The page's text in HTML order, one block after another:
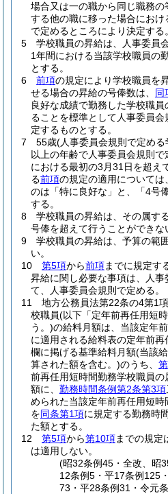
場合又は一の職から同じ職務
する他の職に移った場合におけ
で定めるところにより決定する。
5
学校職員の昇給は、人事委員
1年間における当該学校職員の
とする。
6
前項の規定により学校職員を
せる場合の昇給の号俸数は、 同
良好な成績で勤務した学校職
ることを標準として人事委員
定するものとする。
7
55歳(人事委員会規則で定め
以上の年齢で人事委員会規則で
における最初の3月31日を超え
る前項の規定の適用については、
のは「特に良好な」と、「4号
する。
8
学校職員の昇給は、その属す
号俸を超えて行うことができな
9
学校職員の昇給は、予算の範
い。
10
第5項から前項までに規定す
昇給に関し必要な事項は、人事
て、人事委員会規則で定める。
11
地方公務員法第22条の4第1
校職員(以下「定年前再任用短
う。)の給料月額は、当該定年
に適用される給料表の定年前
欄に掲げる基準給料月額(当該
算された額を含む。)のうち、
前再任用短時間勤務学校職員
額に、 勤務時間条例第2条第3項
められた当該定年前再任用短
を同条第1項に規定する勤務時
た額とする。
12
第5項から第10項までの規定
は適用しない。
(昭32条例45・全改、昭
12条例5・平17条例125
73・平28条例31・令元